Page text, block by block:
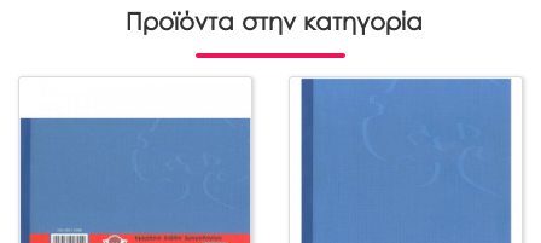
Προϊόντα στην κατηγορία